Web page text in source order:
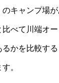
キャンプ場
べて川端オ
るかを比較す
。